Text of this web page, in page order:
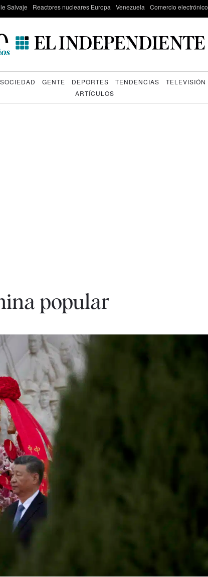
Salvaje Reactores nucleares Europa Venezuela Comercio electrónico
SOCIEDAD GENTE DEPORTES TENDENCIAS TELEVISIÓN
ARTÍCULOS
popular